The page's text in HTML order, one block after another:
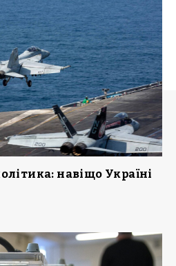
навіщо Україні